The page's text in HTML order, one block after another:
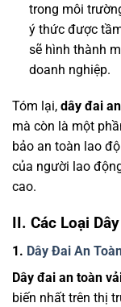
trong môi
ý thức được
sẽ hình thành
doanh nghiệp.
Tóm lại, dây đai
mà còn là một
bảo an toàn lao
của người lao
cao.
II. Các Loại
1. Dây Đai An
Dây đai an toàn
biến nhất trên thị